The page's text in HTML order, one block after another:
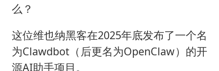
么？
这位维也纳黑客在2025年底发布了一个名
为Clawdbot（后更名为OpenClaw）的开
源AI助手项目。